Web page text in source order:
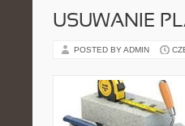
USUWANIE
POSTED BY ADMIN